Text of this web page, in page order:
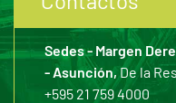
Sedes - Margen
- Asunción,De la
+595 21 759 4000